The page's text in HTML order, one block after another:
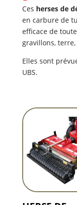
Ces herses de
en carbure de
efficace de
gravillons, terre,
Elles sont
UBS.